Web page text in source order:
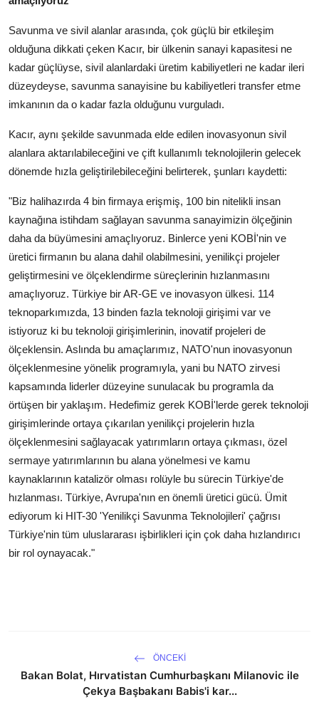
Savunma ve sivil alanlar arasında, çok güçlü bir etkileşim
olduğuna dikkati çeken Kacır, bir ülkenin sanayi kapasitesi ne
kadar güçlüyse, sivil alanlardaki üretim kabiliyetleri ne kadar ileri
düzeydeyse, savunma sanayisine bu kabiliyetleri transfer etme
imkanının da o kadar fazla olduğunu vurguladı.
Kacır, aynı şekilde savunmada elde edilen inovasyonun sivil
alanlara aktarılabileceğini ve çift kullanımlı teknolojilerin gelecek
dönemde hızla geliştirilebileceğini belirterek, şunları kaydetti:
"Biz halihazırda 4 bin firmaya erişmiş, 100 bin nitelikli insan
kaynağına istihdam sağlayan savunma sanayimizin ölçeğinin
daha da büyümesini amaçlıyoruz. Binlerce yeni KOBİ'nin ve
üretici firmanın bu alana dahil olabilmesini, yenilikçi projeler
geliştirmesini ve ölçeklendirme süreçlerinin hızlanmasını
amaçlıyoruz. Türkiye bir AR-GE ve inovasyon ülkesi. 114
teknoparkımızda, 13 binden fazla teknoloji girişimi var ve
istiyoruz ki bu teknoloji girişimlerinin, inovatif projeleri de
ölçeklensin. Aslında bu amaçlarımız, NATO'nun inovasyonun
ölçeklenmesine yönelik programıyla, yani bu NATO zirvesi
kapsamında liderler düzeyine sunulacak bu programla da
örtüşen bir yaklaşım. Hedefimiz gerek KOBİ'lerde gerek teknoloji
girişimlerinde ortaya çıkarılan yenilikçi projelerin hızla
ölçeklenmesini sağlayacak yatırımların ortaya çıkması, özel
sermaye yatırımlarının bu alana yönelmesi ve kamu
kaynaklarının katalizör olması rolüyle bu sürecin Türkiye'de
hızlanması. Türkiye, Avrupa'nın en önemli üretici gücü. Ümit
ediyorum ki HIT-30 'Yenilikçi Savunma Teknolojileri' çağrısı
Türkiye'nin tüm uluslararası işbirlikleri için çok daha hızlandırıcı
bir rol oynayacak."
ÖNCEKI
Bakan Bolat, Hırvatistan Cumhurbaşkanı Milanovic ile
Çekya Başbakanı Babis'i kar...